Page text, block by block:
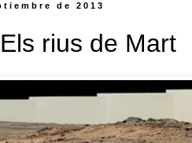
de 2013
rius de Mart